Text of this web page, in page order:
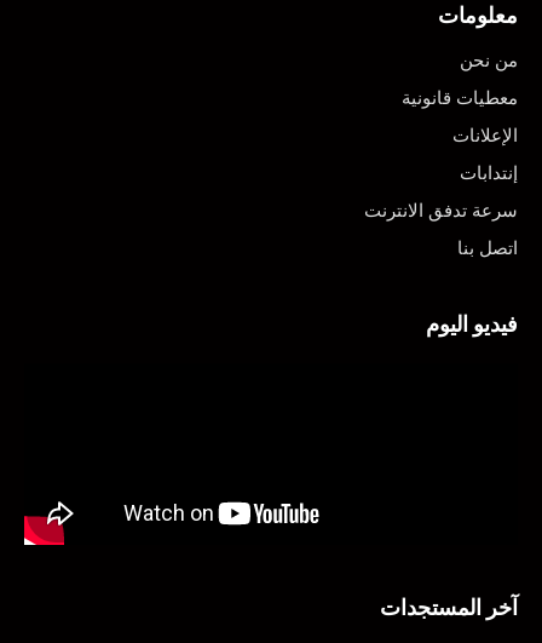
معلومات
من نحن
معطيات قانونية
الإعلانات
إنتدابات
سرعة تدفق الانترنت
اتصل بنا
فيديو اليوم
آخر المستجدات